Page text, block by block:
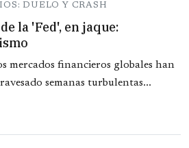
DUELO Y CRASH
la 'Fed', en jaque:
mercados financieros globales han
semanas turbulentas...